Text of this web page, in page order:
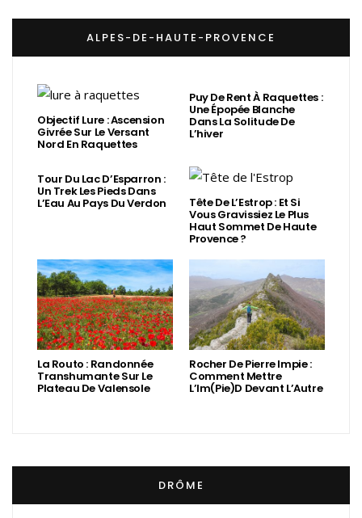
ALPES-DE-HAUTE-PROVENCE
Objectif Lure : Ascension
Givrée Sur Le Versant
Nord En Raquettes
Puy De Rent À Raquettes :
Une Épopée Blanche
Dans La Solitude De
L’hiver
Tour Du Lac D’Esparron :
Un Trek Les Pieds Dans
L’Eau Au Pays Du Verdon Tête De L’Estrop : Et Si
Vous Gravissiez Le Plus
Haut Sommet De Haute
Provence ?
La Routo : Randonnée
Transhumante Sur Le
Plateau De Valensole
Rocher De Pierre Impie :
Comment Mettre
L’Im(Pie)d Devant L’Autre
DRÔME